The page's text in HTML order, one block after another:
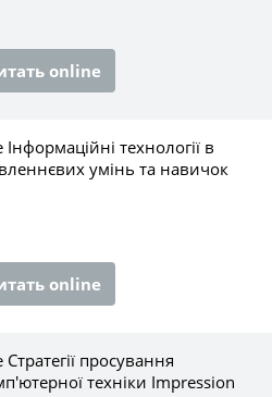
online
технології в
умінь та навичок
online
просування
техніки Impression